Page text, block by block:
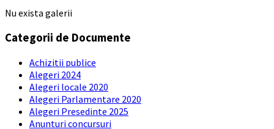
Nu exista galerii
Categorii de Documente
Achizitii publice
Alegeri 2024
Alegeri locale 2020
Alegeri Parlamentare 2020
Alegeri Presedinte 2025
Anunturi concursuri